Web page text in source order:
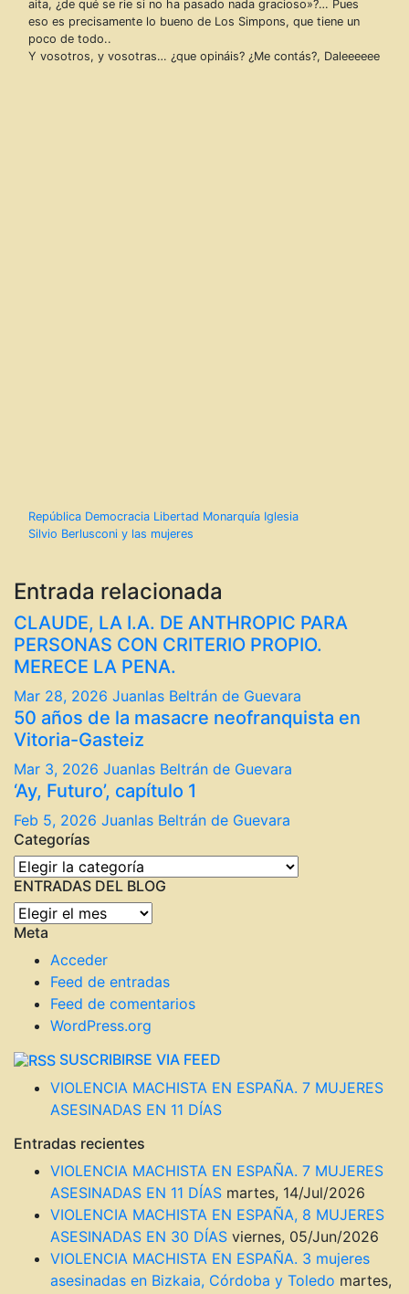
aita, ¿de qué se rie si no ha pasado nada gracioso»?… Pues
eso es precisamente lo bueno de Los Simpons, que tiene un
poco de todo..
Y vosotros, y vosotras… ¿que opináis? ¿Me contás?, Daleeeeee
Navegación
entradas
República Democracia Libertad Monarquía Iglesia
Silvio Berlusconi y las mujeres
Entrada relacionada
CLAUDE, LA I.A. DE ANTHROPIC PARA
PERSONAS CON CRITERIO PROPIO.
MERECE LA PENA.
Mar 28, 2026 Juanlas Beltrán de Guevara
50 años de la masacre neofranquista en
Vitoria-Gasteiz
Mar 3, 2026 Juanlas Beltrán de Guevara
‘Ay, Futuro’, capítulo 1
Feb 5, 2026 Juanlas Beltrán de Guevara
Categorías
Categorías
ENTRADAS DEL BLOG
ENTRADAS
DEL
BLOG
Meta
Acceder
Feed de entradas
Feed de comentarios
WordPress.org
SUSCRIBIRSE VIA FEED
VIOLENCIA MACHISTA EN ESPAÑA. 7 MUJERES
ASESINADAS EN 11 DÍAS
Entradas recientes
VIOLENCIA MACHISTA EN ESPAÑA. 7 MUJERES
ASESINADAS EN 11 DÍAS martes, 14/Jul/2026
VIOLENCIA MACHISTA EN ESPAÑA, 8 MUJERES
ASESINADAS EN 30 DÍAS viernes, 05/Jun/2026
VIOLENCIA MACHISTA EN ESPAÑA. 3 mujeres
asesinadas en Bizkaia, Córdoba y Toledo martes,